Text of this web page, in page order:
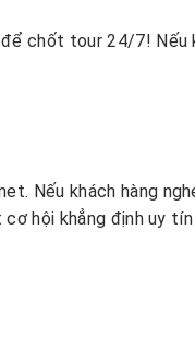
để chốt tour 24/7!
Nếu khách hàng
hội khẳng định uy